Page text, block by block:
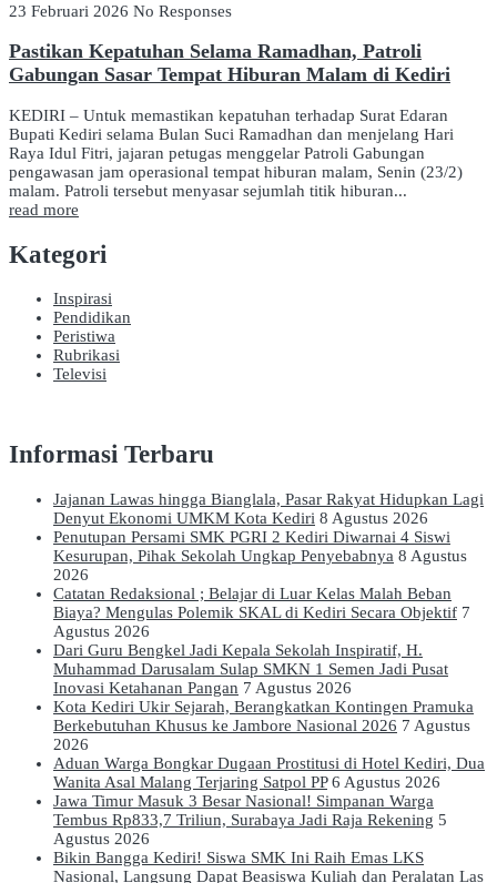
23 Februari 2026 No Responses
Pastikan Kepatuhan Selama Ramadhan, Patroli
Gabungan Sasar Tempat Hiburan Malam di Kediri
KEDIRI – Untuk memastikan kepatuhan terhadap Surat Edaran
Bupati Kediri selama Bulan Suci Ramadhan dan menjelang Hari
Raya Idul Fitri, jajaran petugas menggelar Patroli Gabungan
pengawasan jam operasional tempat hiburan malam, Senin (23/2)
malam. Patroli tersebut menyasar sejumlah titik hiburan...
read more
Kategori
Inspirasi
Pendidikan
Peristiwa
Rubrikasi
Televisi
Informasi Terbaru
Jajanan Lawas hingga Bianglala, Pasar Rakyat Hidupkan Lagi
Denyut Ekonomi UMKM Kota Kediri 8 Agustus 2026
Penutupan Persami SMK PGRI 2 Kediri Diwarnai 4 Siswi
Kesurupan, Pihak Sekolah Ungkap Penyebabnya 8 Agustus
2026
Catatan Redaksional ; Belajar di Luar Kelas Malah Beban
Biaya? Mengulas Polemik SKAL di Kediri Secara Objektif 7
Agustus 2026
Dari Guru Bengkel Jadi Kepala Sekolah Inspiratif, H.
Muhammad Darusalam Sulap SMKN 1 Semen Jadi Pusat
Inovasi Ketahanan Pangan 7 Agustus 2026
Kota Kediri Ukir Sejarah, Berangkatkan Kontingen Pramuka
Berkebutuhan Khusus ke Jambore Nasional 2026 7 Agustus
2026
Aduan Warga Bongkar Dugaan Prostitusi di Hotel Kediri, Dua
Wanita Asal Malang Terjaring Satpol PP 6 Agustus 2026
Jawa Timur Masuk 3 Besar Nasional! Simpanan Warga
Tembus Rp833,7 Triliun, Surabaya Jadi Raja Rekening 5
Agustus 2026
Bikin Bangga Kediri! Siswa SMK Ini Raih Emas LKS
Nasional, Langsung Dapat Beasiswa Kuliah dan Peralatan Las